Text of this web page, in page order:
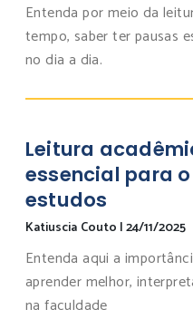
Entenda por meio da
tempo, saber ter pausas
no dia a dia.
Leitura
essencial para
estudos
Katiuscia Couto |24/11/2025
Entenda aqui a
aprender melhor,
na faculdade